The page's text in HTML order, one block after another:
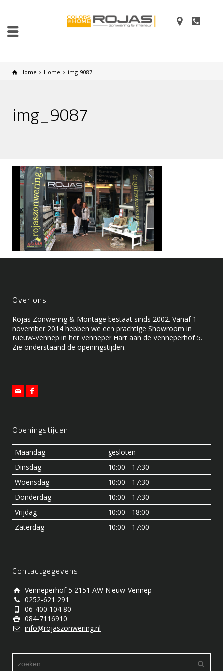
Home Home img_9087
img_9087
Over ons
Rojas Zonwering & Montage bestaat sinds 2002. Vanaf 1
november 2014 hebben we een prachtige Showroom in
Nieuw-Vennep in het Venneper Hart aan de Venneperhof 5.
Zie onderstaand de openingstijden.
Openingstijden
Maandag
gesloten
Dinsdag
10:00 - 17:30
Woensdag
10:00 - 17:30
Donderdag
10:00 - 17:30
Vrijdag
10:00 - 18:00
Zaterdag
10:00 - 17:00
Contactgegevens
Venneperhof 5 2151 AW Nieuw-Vennep
0252-621 291
06-400 104 80
084-7116910
info@rojaszonwering.nl